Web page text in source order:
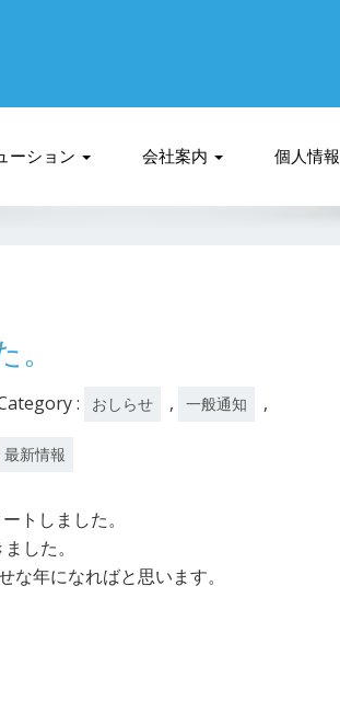
ーション 会社案内 個人情報
: おしらせ , 一般通知 ,
最新情報
トしました。
した。
年になればと思います。